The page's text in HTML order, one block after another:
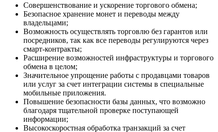
Совершенствование и ускорение торгового обмена;
Безопасное хранение монет и переводы между
владельцами;
Возможность осуществлять торговлю без гарантов или
посредников, так как все переводы регулируются через
смарт-контракты;
Расширение возможностей инфраструктуры и торгового
обмена в целом;
Значительное упрощение работы с продавцами товаров
или услуг за счет интеграции системы в специальные
мобильные приложения.
Повышение безопасности базы данных, что возможно
благодаря тщательной проверке поступающей
информации;
Высокоскоростная обработка транзакций за счет